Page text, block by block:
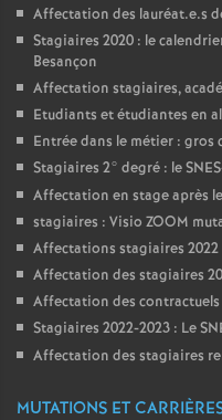
Affectation des lauréat.e.s
Stagiaires 2020 : le
Besançon
Affectation stagiaires,
Etudiants et étudiantes en
Entrée dans le métier :
Stagiaires 2° degré : le
Affectation en stage après
stagiaires : Visio ZOOM
Affectations stagiaires
Affectation des stagiaires
Affectation des
Stagiaires 2022-2023 : Le
Affectation des stagiaires
MUTATIONS ET